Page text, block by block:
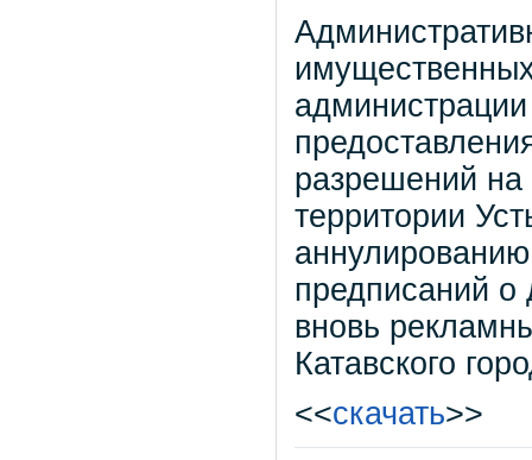
администрации
разрешений на
территории
предписаний о
вновь
Катавского
<<скачать>>